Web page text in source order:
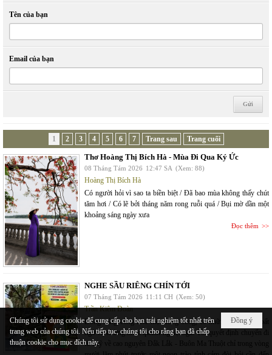
Tên của bạn
Email của bạn
1 2 3 4 5 6 7 Trang sau Trang cuối
Thơ Hoàng Thị Bích Hà - Mùa Đi Qua Ký Ức
08 Tháng Tám 2026 12:47 SA (Xem: 88)
Hoàng Thị Bích Hà
Có người hỏi vì sao ta biền biệt / Đã bao mùa không thấy chút
tăm hơi / Có lẽ bởi tháng năm rong ruỗi quá / Bụi mờ dần một
khoảng sáng ngày xưa
Đọc thêm
NGHE SẦU RIÊNG CHÍN TỚI
07 Tháng Tám 2026 11:11 CH (Xem: 50)
Trần Kiêm Đoàn
Dòng sống cũng như một dòng sông; có những con nước bất
ngờ và những khúc quanh nghiệt ngã. Tôi quyết định chuyến đi
từ Mỹ về cao nguyên Đắk Lắk - Buôn Ma Thuột chỉ trong vòng
Đồng ý
Chúng tôi sử dụng cookie để cung cấp cho bạn trải nghiệm tốt nhất trên
trang web của chúng tôi. Nếu tiếp tục, chúng tôi cho rằng bạn đã chấp
thuận cookie cho mục đích này.